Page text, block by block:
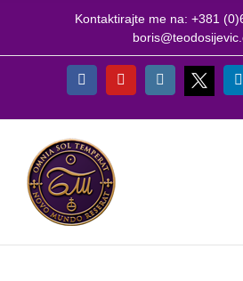
Kontaktirajte me na: +381
FacebookYouTubeInstagram
X